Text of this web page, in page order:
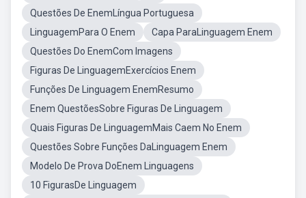
Questões De EnemLíngua Portuguesa
LinguagemPara O Enem
Capa ParaLinguagem Enem
Questões Do EnemCom Imagens
Figuras De LinguagemExercícios Enem
Funções De Linguagem EnemResumo
Enem QuestõesSobre Figuras De Linguagem
Quais Figuras De LinguagemMais Caem No Enem
Questões Sobre Funções DaLinguagem Enem
Modelo De Prova DoEnem Linguagens
10 FigurasDe Linguagem